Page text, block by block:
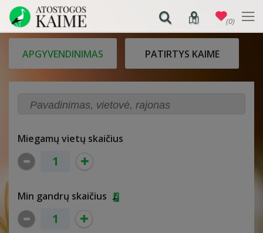
APGYVENDINIMAS PATIRTYS KAIME
Miegamų vietų skaičius
Min gandrų skaičius
(0)